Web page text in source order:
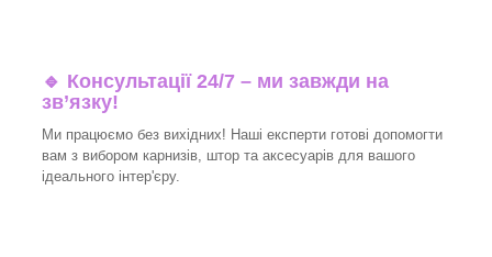
🔹 Консультації 24/7 – ми завжди на
зв’язку!
Ми працюємо без вихідних! Наші експерти готові допомогти
вам з вибором карнизів, штор та аксесуарів для вашого
ідеального інтер'єру.